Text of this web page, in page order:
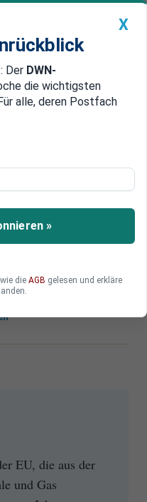
Geldanlage Premium
China
Europa
Treibhausgas.
EU, die aus der
und Gas
X
Der DWN-
die wichtigsten
alle, deren Postfach
»
die AGB gelesen und erkläre